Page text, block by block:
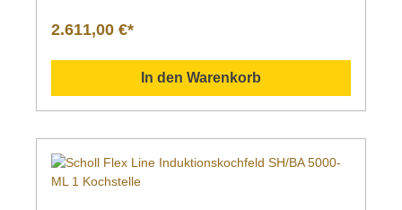
2.611,00 €*
In den Warenkorb